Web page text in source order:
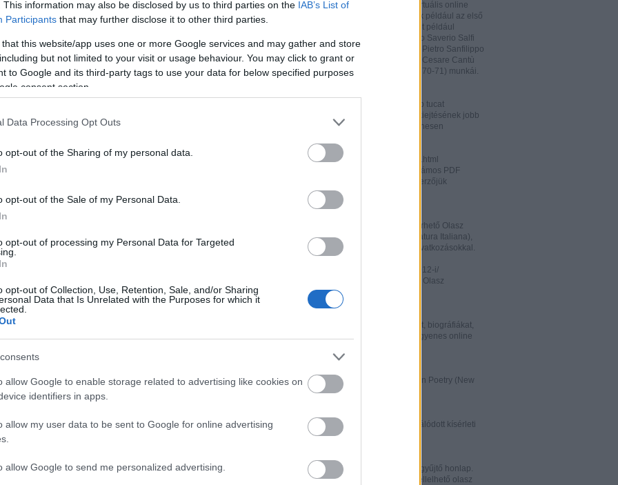
This information may also be disclosed by us to third parties on the IAB’s List of
Participants that may further disclose it to other third parties.
that this website/app uses one or more Google services and may gather and store
but not limited to your visit or usage behaviour. You may click to grant or
to Google and its third-party tags to use your data for below specified purposes
consent section.
Data Processing Opt Outs
opt-out of the Sharing of my personal data.
opt-out of the Sale of my Personal Data.
opt-out of processing my Personal Data for Targeted
opt-out of Collection, Use, Retention, Sale, and/or Sharing
Data that Is Unrelated with the Purposes for which it
allow Google to enable storage related to advertising like cookies on
identifiers in apps.
allow my user data to be sent to Google for online advertising
allow Google to send me personalized advertising.
létrehozhatja és megőrizheti a saját virtuális online
könyvtárát. A honlapon megtalálhatóak például az első
olasz irodalomtörténeti munkák is, mint például
Girolamo Tiraboschi (1825), Francesco Saverio Salfi
(1834), Giuseppe Maffei (1852-1853), Pietro Sanfilippo
(1859), Paolo Emiliani-Giudici (1863), Cesare Cantù
(1865) vagy Francesco De Sanctis (1870-71) munkái.
2.495 e-könyv, 6.320 zenei darab, több tucat
hangoskönyv segíthet az olasz nyelv kiejtésének jobb
elsajátításában. Valamennyi file ingyenesen
http://www.letteraturaitaliana.net/index.html
Az előzőhöz nagyon hasonló oldal, számos PDF
formátumú olasz irodalmi művel és szerzőjük
életrajzával gazdagítva.
Antonio Piromalli ingyenesen hozzáférhető Olasz
irodalomtörténet-e (Storia della Letteratura Italiana),
digitális keresőprogrammal és hiperhivatkozásokkal.
http://www3.unibo.it/boll900/numeri/2012-i/
«Bollettino '900». A Bolognai Egyetem Olasz
Tanszékének online folyóirata.
Régi és kortárs olasz irodalmi műveket, biográfiákat,
szerzőket és recenziókat bemutató, ingyenes online
Gradiva - International Journal of Italian Poetry (New
York - Roma)
Az iskolai irodalomoktatásra specializálódott kísérleti
folyóirat.
A világ italianisztikai folyóiratait egybegyűjtő honlap.
Számos információt kínál a világban fellelhető olasz